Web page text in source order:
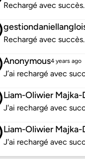
Rechargé avec succès.
Rechargé avec succès.
Anonymous4 years ago
J’ai rechargé avec
Liam-Oliwier
J'ai rechargé avec
Liam-Oliwier
J'ai rechargé avec